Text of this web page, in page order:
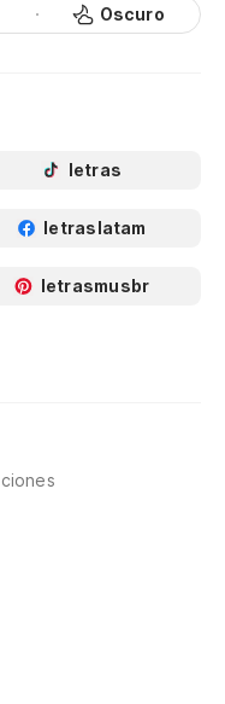
Oscuro
letras
letraslatam
letrasmusbr